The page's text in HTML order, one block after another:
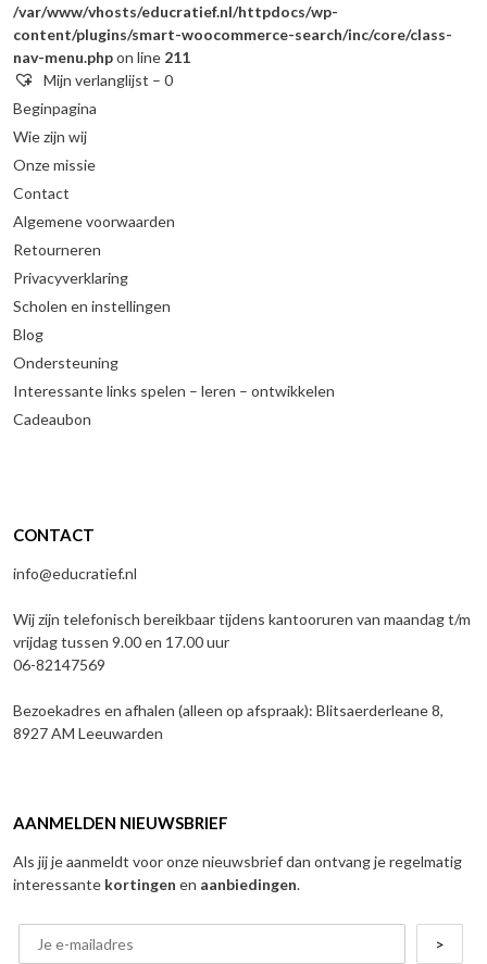
/var/www/vhosts/educratief.nl/httpdocs/wp-
content/plugins/smart-woocommerce-search/inc/core/class-
nav-menu.phpon line 211
Mijn verlanglijst – 0
Beginpagina
Wie zijn wij
Onze missie
Contact
Algemene voorwaarden
Retourneren
Privacyverklaring
Scholen en instellingen
Blog
Ondersteuning
Interessante links spelen – leren – ontwikkelen
Cadeaubon
CONTACT
info@educratief.nl
Wij zijn telefonisch bereikbaar tijdens kantooruren van maandag t/m
vrijdag tussen 9.00 en 17.00 uur
06-82147569
Bezoekadres en afhalen (alleen op afspraak): Blitsaerderleane 8,
8927 AM Leeuwarden
AANMELDEN NIEUWSBRIEF
Als jij je aanmeldt voor onze nieuwsbrief dan ontvang je regelmatig
interessante kortingen en aanbiedingen.